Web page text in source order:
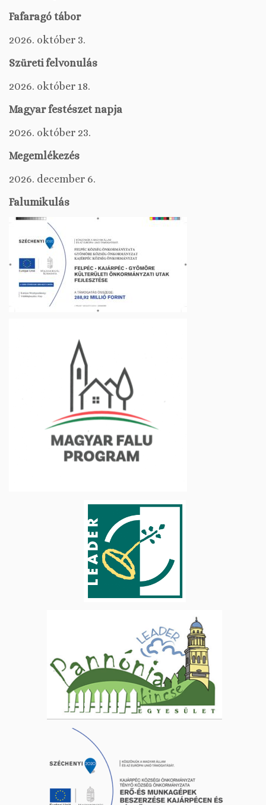
Fafaragó tábor
2026. október 3.
Szüreti felvonulás
2026. október 18.
Magyar festészet napja
2026. október 23.
Megemlékezés
2026. december 6.
Falumikulás